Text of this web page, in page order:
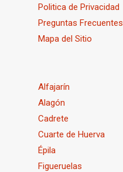
Politica de Privacidad
Preguntas Frecuentes
Mapa del Sitio
Alfajarín
Alagón
Cadrete
Cuarte de Huerva
Épila
Figueruelas